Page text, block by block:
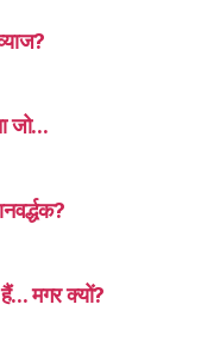
जो…
मगर क्यों?